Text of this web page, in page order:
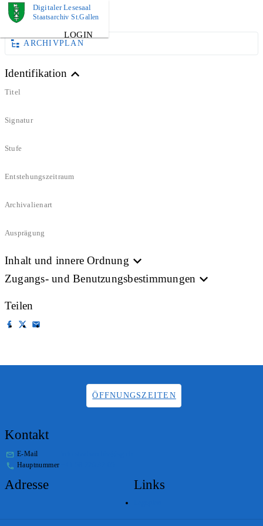
Digitaler Lesesaal
Staatsarchiv St.Gallen
LOGIN
DOKUMENT
ARCHIVPLAN
Identifikation
Titel
Signatur
Stufe
Entstehungszeitraum
Archivalienart
Ausprägung
Inhalt und innere Ordnung
Zugangs- und Benutzungsbestimmungen
Teilen
ÖFFNUNGSZEITEN
Kontakt
E-Mail
Hauptnummer
Adresse Links